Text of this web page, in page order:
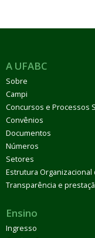
A UFABC
Sobre
Campi
Concursos e Processos
Convênios
Documentos
Números
Setores
Estrutura Organizacional
Transparência e
Ensino
Ingresso